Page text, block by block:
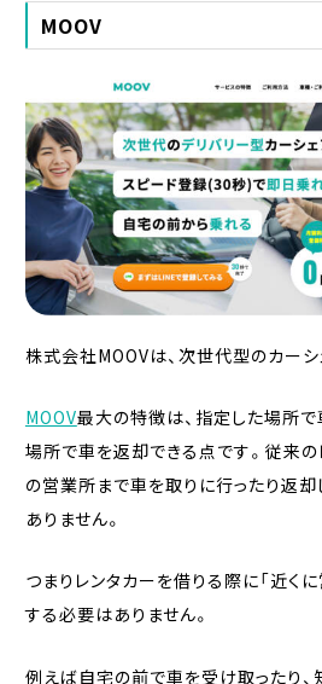
MOOV
株式会社MOOVは、次世代型のカーシ
MOOV最大の特徴は、指定した場所で
場所で車を返却できる点です。従来の
の営業所まで車を取りに行ったり返
ありません。
つまりレンタカーを借りる際に「近く
する必要はありません。
例えば自宅の前で車を受け取ったり